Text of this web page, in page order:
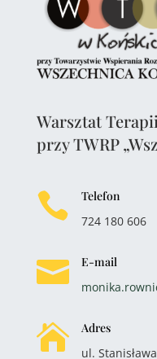
Warsztat
przy TWRP

Telefon
724 180 606

E-mail

Adres
ul.